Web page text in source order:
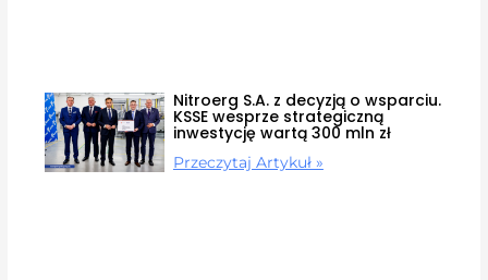
Nitroerg S.A. z decyzją o wsparciu.
KSSE wesprze strategiczną
inwestycję wartą 300 mln zł
Przeczytaj Artykuł »